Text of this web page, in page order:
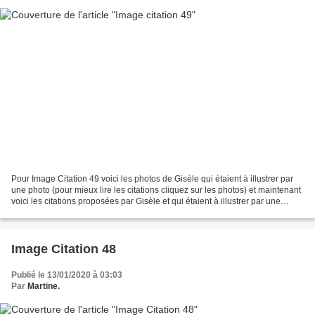
Pour Image Citation 49 voici les photos de Gisèle qui étaient à illustrer par
une photo (pour mieux lire les citations cliquez sur les photos) et maintenant
voici les citations proposées par Gisèle et qui étaient à illustrer par une
Image Citation 48
Publié le 13/01/2020 à 03:03
Par Martine.